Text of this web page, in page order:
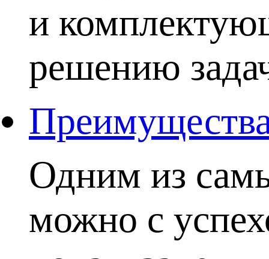
и
решению
Одним из
можно с